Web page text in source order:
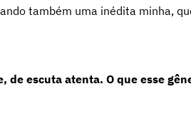
também uma inédita minha,
de escuta atenta. O que esse